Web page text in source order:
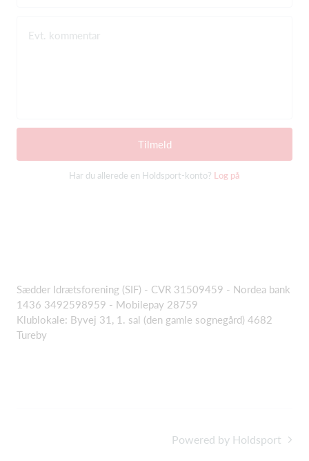
Evt. kommentar
Tilmeld
Har du allerede en Holdsport-konto? Log på
Sædder Idrætsforening (SIF) - CVR 31509459 - Nordea bank
1436 3492598959 - Mobilepay 28759
Klublokale: Byvej 31, 1. sal (den gamle sognegård) 4682
Tureby
Powered by Holdsport